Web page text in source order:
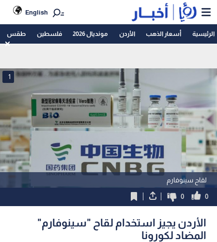
English
الرئيسية أسعار الذهب الأردن مونديال 2026 فلسطين طقس
لقاح سينوفارم
1
0
0
الأردن يجيز استخدام لقاح "سينوفارم"
المضاد لكورونا